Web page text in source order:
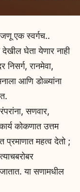
एक स्वर्गच..
घेता येणार नाही
रानमेवा,
आणि डोळ्यांना
सणवार,
कोकणात उत्तम
महत्व देतो ;
या सणामधील